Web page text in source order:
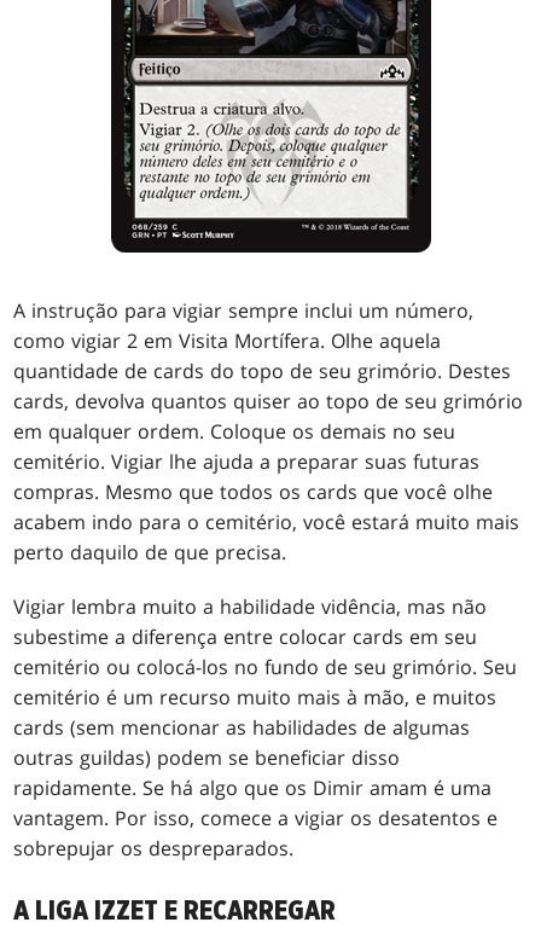
A instrução para vigiar sempre inclui um número,
como vigiar 2 em Visita Mortífera. Olhe aquela
quantidade de cards do topo de seu grimório. Destes
cards, devolva quantos quiser ao topo de seu grimório
em qualquer ordem. Coloque os demais no seu
cemitério. Vigiar lhe ajuda a preparar suas futuras
compras. Mesmo que todos os cards que você olhe
acabem indo para o cemitério, você estará muito mais
perto daquilo de que precisa.
Vigiar lembra muito a habilidade vidência, mas não
subestime a diferença entre colocar cards em seu
cemitério ou colocá-los no fundo de seu grimório. Seu
cemitério é um recurso muito mais à mão, e muitos
cards (sem mencionar as habilidades de algumas
outras guildas) podem se beneficiar disso
rapidamente. Se há algo que os Dimir amam é uma
vantagem. Por isso, comece a vigiar os desatentos e
sobrepujar os despreparados.
A LIGA IZZET E RECARREGAR